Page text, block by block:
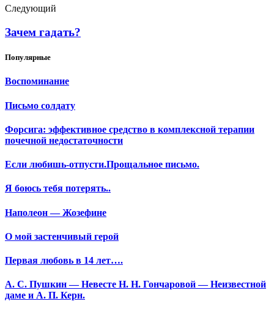
Следующий
Зачем гадать?
Популярные
Воспоминание
Письмо солдату
Форсига: эффективное средство в комплексной терапии
почечной недостаточности
Если любишь-отпусти.Прощальное письмо.
Я боюсь тебя потерять..
Наполеон — Жозефине
О мой застенчивый герой
Первая любовь в 14 лет….
А. С. Пушкин — Невесте Н. Н. Гончаровой — Неизвестной
даме и А. П. Керн.